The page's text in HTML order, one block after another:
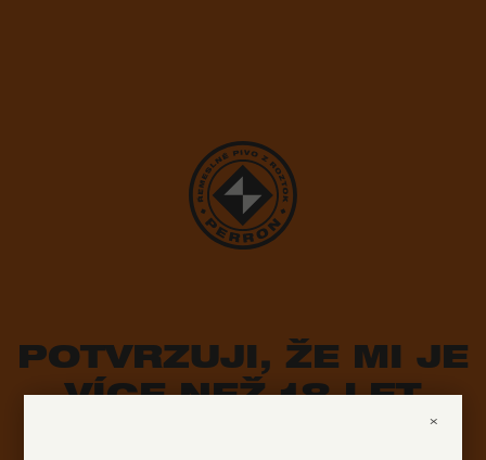
POTVRZUJI, ŽE MI JE
VÍCE NEŽ 18 LET
×